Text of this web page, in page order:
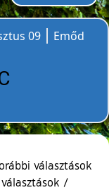
09
Emőd
választások
/